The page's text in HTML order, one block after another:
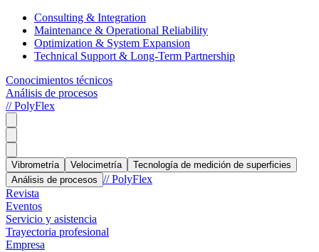
Consulting & Integration
Maintenance & Operational Reliability
Optimization & System Expansion
Technical Support & Long-Term Partnership
Conocimientos técnicos
Análisis de procesos
// PolyFlex
Vibrometría Velocimetría
Tecnología de medición de superficies
Análisis de procesos // PolyFlex
Revista
Eventos
Servicio y asistencia
Trayectoria profesional
Empresa